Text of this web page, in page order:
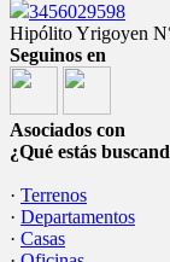
3456029598
Hipólito Yrigoyen
Seguinos en
Asociados con
¿Qué estás
· Terrenos
· Departamentos
· Casas